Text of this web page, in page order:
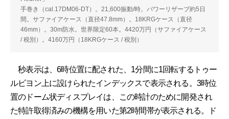
手巻き（cal.17DM06-DT）。21,600振動/時。パワーリザーブ約5日
間。サファイアケース（直径47.8mm）。18KRGケース（直径
46mm）。30m防水。世界限定60本。4420万円（サファイアケース
/ 税別）。4160万円（18KRGケース / 税別）
秒表示は、6時位置に配された、1分間に1回転するトゥー
ルビヨン上に設けられたインデックスで表示される。3時位
置のドーム状ディスプレイは、この時計のために開発され
た特許取得済みの機構を用いた第2時間帯が表示される。ド